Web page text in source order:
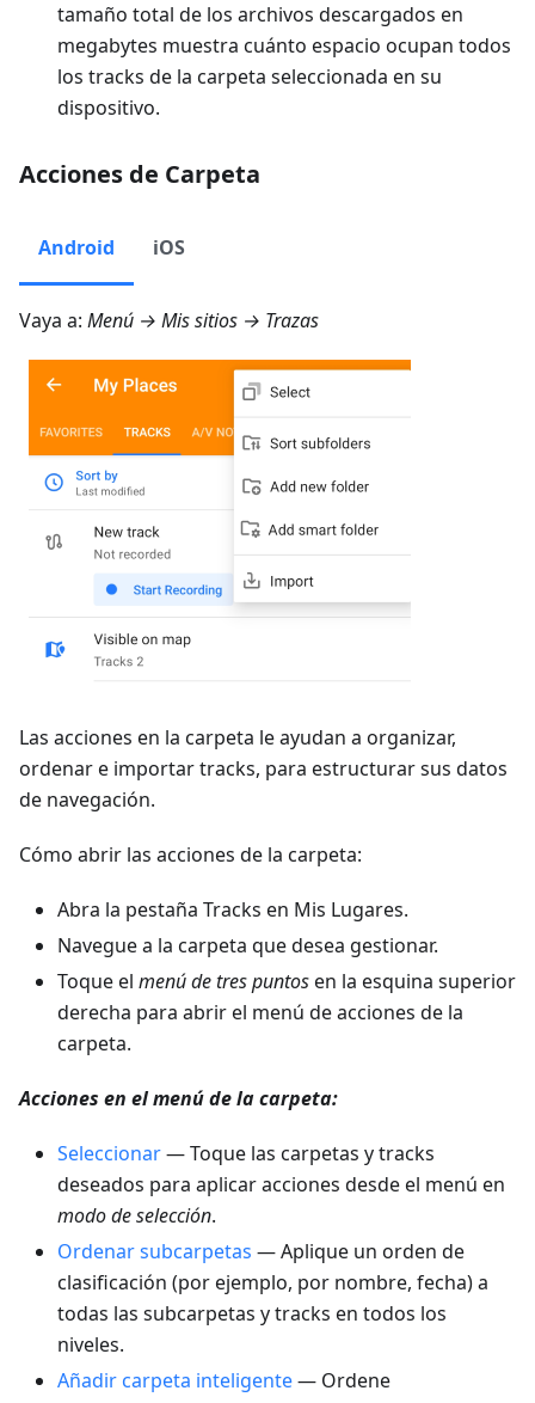
tamaño total de los archivos descargados en
megabytes muestra cuánto espacio ocupan todos
los tracks de la carpeta seleccionada en su
dispositivo.
Acciones de Carpeta
Android iOS
Vaya a: Menú → Mis sitios → Trazas
Las acciones en la carpeta le ayudan a organizar,
ordenar e importar tracks, para estructurar sus datos
de navegación.
Cómo abrir las acciones de la carpeta:
Abra la pestaña Tracks en Mis Lugares.
Navegue a la carpeta que desea gestionar.
Toque el menú de tres puntosen la esquina superior
derecha para abrir el menú de acciones de la
carpeta.
Acciones en el menú de la carpeta:
Seleccionar— Toque las carpetas y tracks
deseados para aplicar acciones desde el menú en
modo de selección.
Ordenar subcarpetas — Aplique un orden de
clasificación (por ejemplo, por nombre, fecha) a
todas las subcarpetas y tracks en todos los
niveles.
Añadir carpeta inteligente— Ordene